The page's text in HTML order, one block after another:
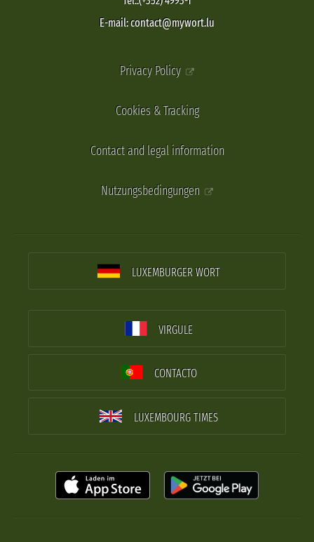
E-mail: contact@mywort.lu
Privacy Policy
Cookies & Tracking
Contact and legal information
Nutzungsbedingungen
LUXEMBURGER WORT
VIRGULE
CONTACTO
LUXEMBOURG TIMES